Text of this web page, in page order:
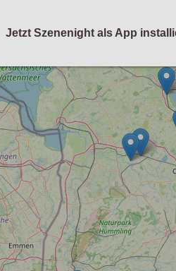
Jetzt Szenenight als App